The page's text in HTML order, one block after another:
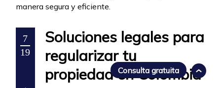
manera segura y eficiente.
7
19
Soluciones legales para
regularizar tu
propiedad en Colombia
Consulta gratuita